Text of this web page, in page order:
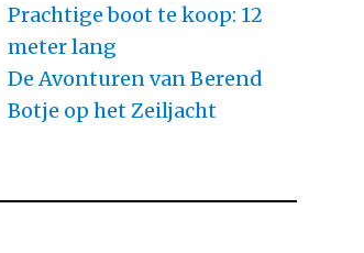
Prachtige boot te koop: 12
meter lang
De Avonturen van Berend
Botje op het Zeiljacht